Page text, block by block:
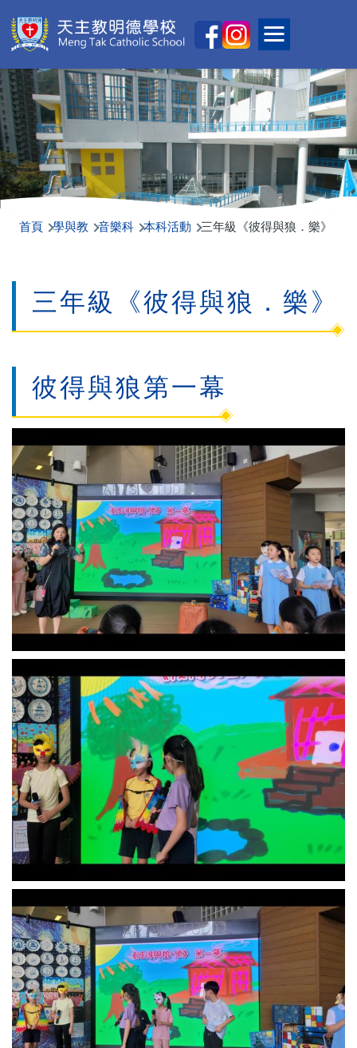
Toggle
Main
首頁 學與教 音樂科 本科活動 三年級《彼得與狼．樂》
三年級《彼得與狼．樂》
彼得與狼第一幕